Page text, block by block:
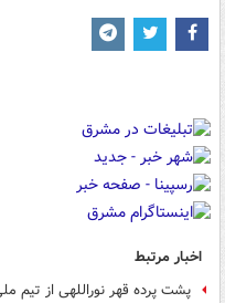
اخبار مرتبط
پشت پرده قهر نوراللهی از تیم